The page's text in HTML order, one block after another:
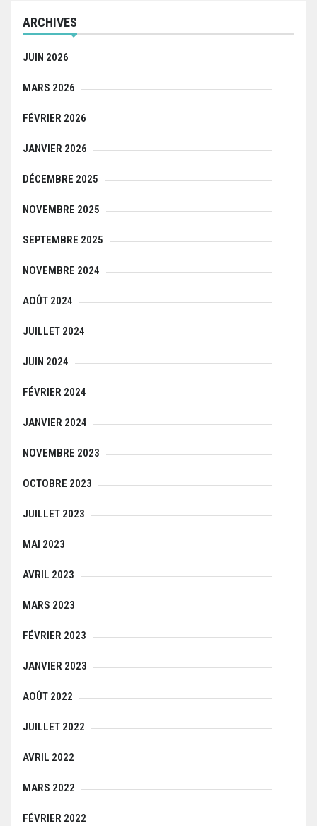
ARCHIVES
JUIN 2026
MARS 2026
FÉVRIER 2026
JANVIER 2026
DÉCEMBRE 2025
NOVEMBRE 2025
SEPTEMBRE 2025
NOVEMBRE 2024
AOÛT 2024
JUILLET 2024
JUIN 2024
FÉVRIER 2024
JANVIER 2024
NOVEMBRE 2023
OCTOBRE 2023
JUILLET 2023
MAI 2023
AVRIL 2023
MARS 2023
FÉVRIER 2023
JANVIER 2023
AOÛT 2022
JUILLET 2022
AVRIL 2022
MARS 2022
FÉVRIER 2022